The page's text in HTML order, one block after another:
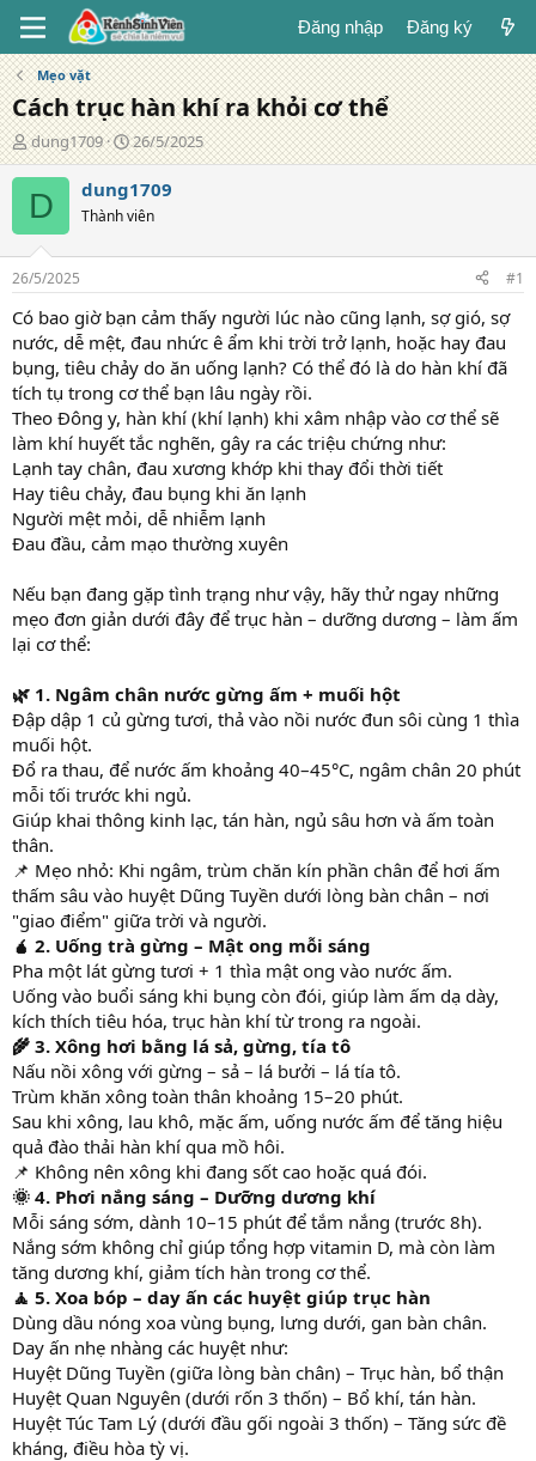
Đăng nhập Đăng ký
Mẹo vặt
Cách trục hàn khí ra khỏi cơ thể
T
á
c
ả
dung1709
N
g
à
y
đ
g
26/5/2025
D dung1709
Thành viên
26/5/2025 #1
Có bao giờ bạn cảm thấy người lúc nào cũng lạnh, sợ gió, sợ
nước, dễ mệt, đau nhức ê ẩm khi trời trở lạnh, hoặc hay đau
bụng, tiêu chảy do ăn uống lạnh? Có thể đó là do hàn khí đã
tích tụ trong cơ thể bạn lâu ngày rồi.
Theo Đông y, hàn khí (khí lạnh) khi xâm nhập vào cơ thể sẽ
làm khí huyết tắc nghẽn, gây ra các triệu chứng như:
Lạnh tay chân, đau xương khớp khi thay đổi thời tiết
Hay tiêu chảy, đau bụng khi ăn lạnh
Người mệt mỏi, dễ nhiễm lạnh
Đau đầu, cảm mạo thường xuyên
Nếu bạn đang gặp tình trạng như vậy, hãy thử ngay những
mẹo đơn giản dưới đây để trục hàn – dưỡng dương – làm ấm
lại cơ thể:
🌿 1. Ngâm chân nước gừng ấm + muối hột
Đập dập 1 củ gừng tươi, thả vào nồi nước đun sôi cùng 1 thìa
muối hột.
Đổ ra thau, để nước ấm khoảng 40–45°C, ngâm chân 20 phút
mỗi tối trước khi ngủ.
Giúp khai thông kinh lạc, tán hàn, ngủ sâu hơn và ấm toàn
thân.
📌 Mẹo nhỏ: Khi ngâm, trùm chăn kín phần chân để hơi ấm
thấm sâu vào huyệt Dũng Tuyền dưới lòng bàn chân – nơi
"giao điểm" giữa trời và người.
🧉 2. Uống trà gừng – Mật ong mỗi sáng
Pha một lát gừng tươi + 1 thìa mật ong vào nước ấm.
Uống vào buổi sáng khi bụng còn đói, giúp làm ấm dạ dày,
kích thích tiêu hóa, trục hàn khí từ trong ra ngoài.
🌾 3. Xông hơi bằng lá sả, gừng, tía tô
Nấu nồi xông với gừng – sả – lá bưởi – lá tía tô.
Trùm khăn xông toàn thân khoảng 15–20 phút.
Sau khi xông, lau khô, mặc ấm, uống nước ấm để tăng hiệu
quả đào thải hàn khí qua mồ hôi.
📌 Không nên xông khi đang sốt cao hoặc quá đói.
🌞 4. Phơi nắng sáng – Dưỡng dương khí
Mỗi sáng sớm, dành 10–15 phút để tắm nắng (trước 8h).
Nắng sớm không chỉ giúp tổng hợp vitamin D, mà còn làm
tăng dương khí, giảm tích hàn trong cơ thể.
🧘 5. Xoa bóp – day ấn các huyệt giúp trục hàn
Dùng dầu nóng xoa vùng bụng, lưng dưới, gan bàn chân.
Day ấn nhẹ nhàng các huyệt như:
Huyệt Dũng Tuyền (giữa lòng bàn chân) – Trục hàn, bổ thận
Huyệt Quan Nguyên (dưới rốn 3 thốn) – Bổ khí, tán hàn.
Huyệt Túc Tam Lý (dưới đầu gối ngoài 3 thốn) – Tăng sức đề
kháng, điều hòa tỳ vị.